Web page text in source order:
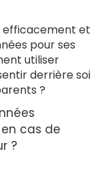
efficacement et
pour ses
utiliser
derrière soi
?
cas de
?